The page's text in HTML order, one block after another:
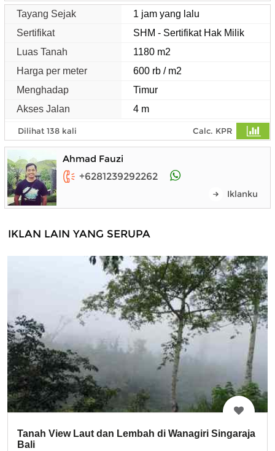
Tayang Sejak
1 jam yang lalu
Sertifikat
SHM - Sertifikat Hak Milik
Luas Tanah
1180 m2
Harga per meter
600 rb / m2
Menghadap
Timur
Akses Jalan
4 m
Dilihat 138 kali Calc. KPR
Ahmad Fauzi
+6281239292262
Iklanku
IKLAN LAIN YANG SERUPA
Tanah View Laut dan Lembah di Wanagiri Singaraja
Bali